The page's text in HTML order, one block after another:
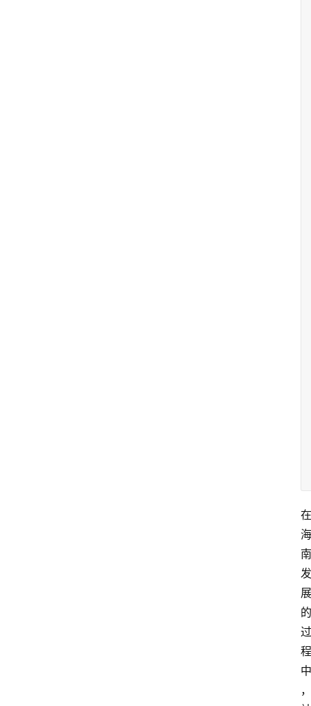
在
海
南
发
展
的
过
程
中
，